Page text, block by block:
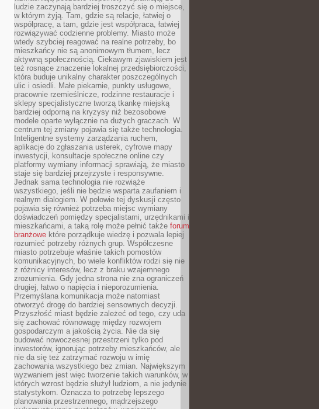
ludzie zaczynają bardziej troszczyć się o miejsce,
w którym żyją. Tam, gdzie są relacje, łatwiej o
współpracę, a tam, gdzie jest współpraca, łatwiej
rozwiązywać codzienne problemy. Miasto może
wtedy szybciej reagować na realne potrzeby, bo
mieszkańcy nie są anonimowym tłumem, lecz
aktywną społecznością. Ciekawym zjawiskiem jest
też rosnące znaczenie lokalnej przedsiębiorczości,
która buduje unikalny charakter poszczególnych
ulic i osiedli. Małe piekarnie, punkty usługowe,
pracownie rzemieślnicze, rodzinne restauracje i
sklepy specjalistyczne tworzą tkankę miejską
bardziej odporną na kryzysy niż bezosobowe
modele oparte wyłącznie na dużych graczach. W
centrum tej zmiany pojawia się także technologia.
Inteligentne systemy zarządzania ruchem,
aplikacje do zgłaszania usterek, cyfrowe mapy
inwestycji, konsultacje społeczne online czy
platformy wymiany informacji sprawiają, że miasto
staje się bardziej przejrzyste i responsywne.
Jednak sama technologia nie rozwiąże
wszystkiego, jeśli nie będzie wsparta zaufaniem i
realnym dialogiem. W połowie tej dyskusji często
pojawia się również potrzeba miejsc wymiany
doświadczeń pomiędzy specjalistami, urzędnikami i
mieszkańcami, a taką rolę może pełnić także forum
branżowe które porządkuje wiedzę i pozwala lepiej
rozumieć potrzeby różnych grup. Współczesne
miasto potrzebuje właśnie takich pomostów
komunikacyjnych, bo wiele konfliktów rodzi się nie
z różnicy interesów, lecz z braku wzajemnego
zrozumienia. Gdy jedna strona nie zna ograniczeń
drugiej, łatwo o napięcia i nieporozumienia.
Przemyślana komunikacja może natomiast
otworzyć drogę do bardziej sensownych decyzji.
Przyszłość miast będzie zależeć od tego, czy uda
się zachować równowagę między rozwojem
gospodarczym a jakością życia. Nie da się
budować nowoczesnej przestrzeni tylko pod
inwestorów, ignorując potrzeby mieszkańców, ale
nie da się też zatrzymać rozwoju w imię
zachowania wszystkiego bez zmian. Największym
wyzwaniem jest więc tworzenie takich warunków, w
których wzrost będzie służył ludziom, a nie jedynie
statystykom. Oznacza to potrzebę lepszego
planowania przestrzennego, mądrzejszego